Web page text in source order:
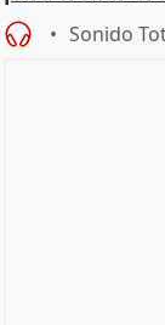
Sonido